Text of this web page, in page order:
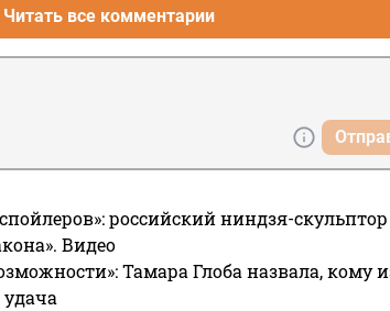
Читать все комментарии
российский ниндзя-скульптор
Видео
Тамара Глоба назвала, кому